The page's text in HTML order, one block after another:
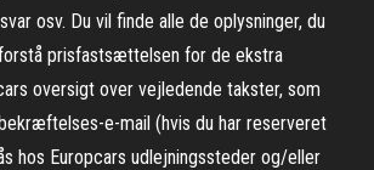
osv. Du vil finde alle de oplysninger, du
prisfastsættelsen for de ekstra
oversigt over vejledende takster, som
e-mail (hvis du har reserveret
hos Europcars udlejningssteder og/eller